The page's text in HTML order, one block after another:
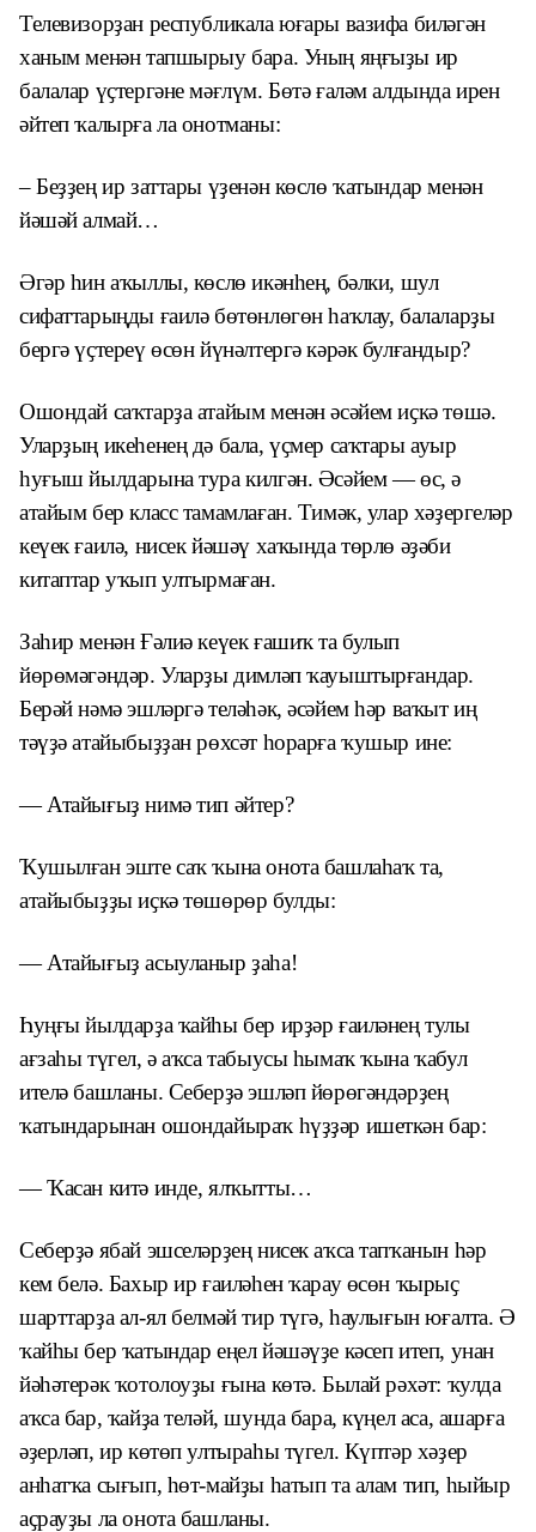
Телевизорҙан республикала юғары вазифа биләгән
ханым менән тапшырыу бара. Уның яңғыҙы ир
балалар үҫтергәне мәғлүм. Бөтә ғаләм алдында ирен
әйтеп ҡалырға ла онотманы:
– Беҙҙең ир заттары үҙенән көслө ҡатындар менән
йәшәй алмай…
Әгәр һин аҡыллы, көслө икәнһең, бәлки, шул
сифаттарыңды ғаилә бөтөнлөгөн һаҡлау, балаларҙы
бергә үҫтереү өсөн йүнәлтергә кәрәк булғандыр?
Ошондай саҡтарҙа атайым менән әсәйем иҫкә төшә.
Уларҙың икеһенең дә бала, үҫмер саҡтары ауыр
һуғыш йылдарына тура килгән. Әсәйем — өс, ә
атайым бер класс тамамлаған. Тимәк, улар хәҙергеләр
кеүек ғаилә, нисек йәшәү хаҡында төрлө әҙәби
китаптар уҡып ултырмаған.
Заһир менән Ғәлиә кеүек ғашиҡ та булып
йөрөмәгәндәр. Уларҙы димләп ҡауыштырғандар.
Берәй нәмә эшләргә теләһәк, әсәйем һәр ваҡыт иң
тәүҙә атайыбыҙҙан рөхсәт һорарға ҡушыр ине:
— Атайығыҙ нимә тип әйтер?
Ҡушылған эште саҡ ҡына онота башлаһаҡ та,
атайыбыҙҙы иҫкә төшөрөр булды:
— Атайығыҙ асыуланыр ҙаһа!
Һуңғы йылдарҙа ҡайһы бер ирҙәр ғаиләнең тулы
ағзаһы түгел, ә аҡса табыусы һымаҡ ҡына ҡабул
ителә башланы. Себерҙә эшләп йөрөгәндәрҙең
ҡатындарынан ошондайыраҡ һүҙҙәр ишеткән бар:
— Ҡасан китә инде, ялҡытты…
Себерҙә ябай эшселәрҙең нисек аҡса тапҡанын һәр
кем белә. Бахыр ир ғаиләһен ҡарау өсөн ҡырыҫ
шарттарҙа ал-ял белмәй тир түгә, һаулығын юғалта. Ә
ҡайһы бер ҡатындар еңел йәшәүҙе кәсеп итеп, унан
йәһәтерәк ҡотолоуҙы ғына көтә. Былай рәхәт: ҡулда
аҡса бар, ҡайҙа теләй, шунда бара, күңел аса, ашарға
әҙерләп, ир көтөп ултыраһы түгел. Күптәр хәҙер
анһатҡа сығып, һөт-майҙы һатып та алам тип, һыйыр
аҫрауҙы ла онота башланы.